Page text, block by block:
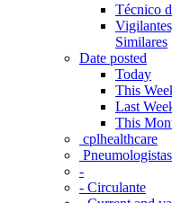
Técnico
Similares
Date posted
Today
This
Last
This
‎ cplhealthcare‬
Pneumologistas
-
- Circulante